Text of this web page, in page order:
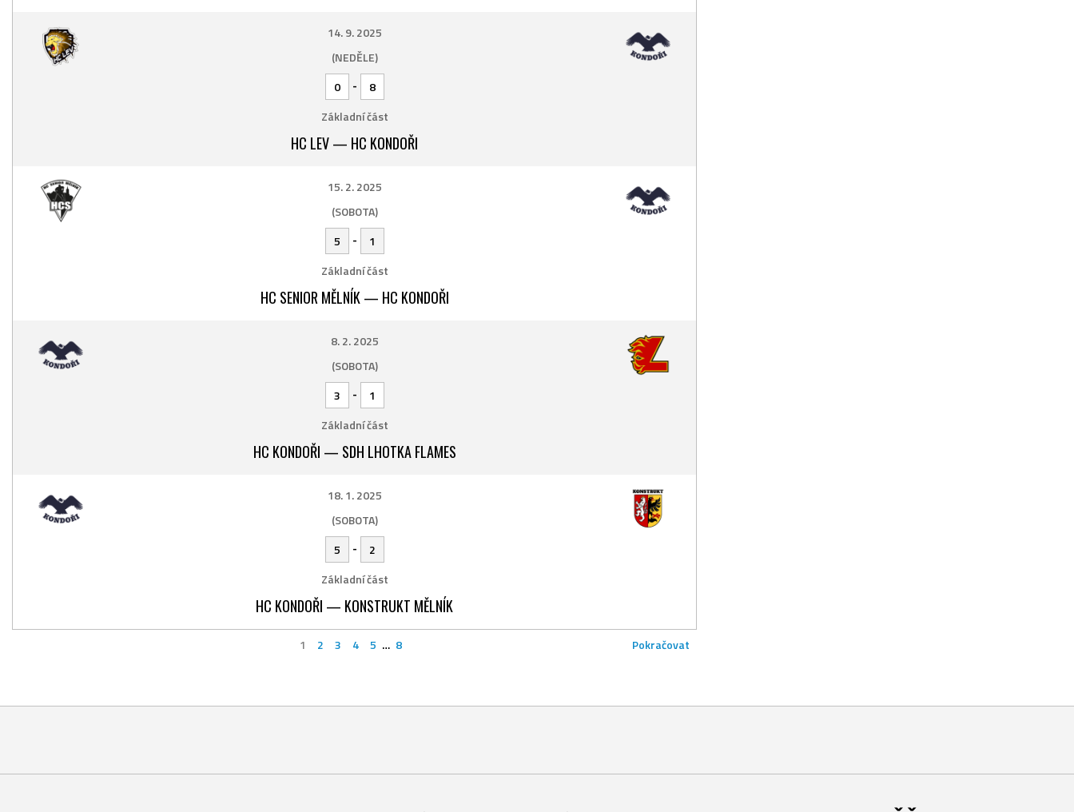
14. 9. 2025
(NEDĚLE)
0
-
8
Základní část
HC LEV — HC KONDOŘI
15. 2. 2025
(SOBOTA)
5
-
1
Základní část
HC SENIOR MĚLNÍK — HC KONDOŘI
8. 2. 2025
(SOBOTA)
3
-
1
Základní část
HC KONDOŘI — SDH LHOTKA FLAMES
18. 1. 2025
(SOBOTA)
5
-
2
Základní část
HC KONDOŘI — KONSTRUKT MĚLNÍK
1 2 3 4 5 … 8 Pokračovat